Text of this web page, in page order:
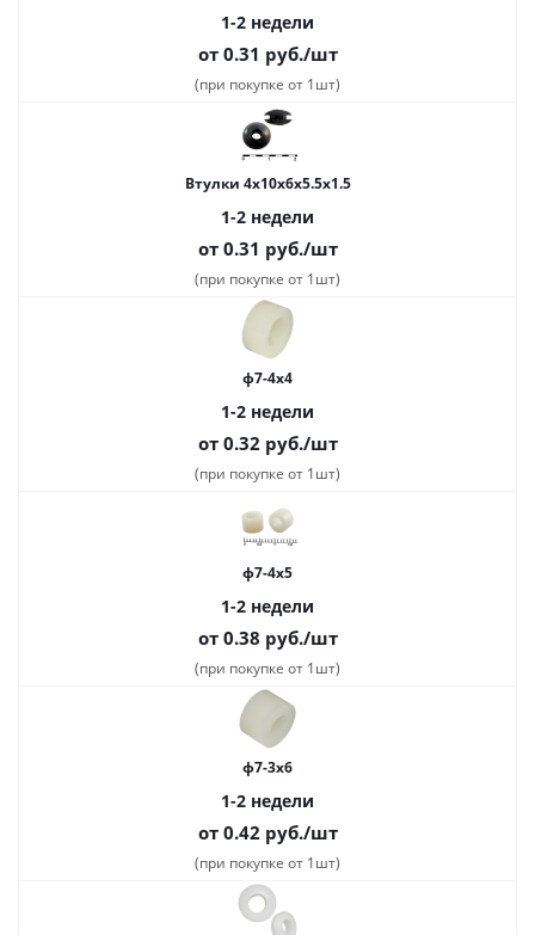
1-2 недели
от 0.31 руб./шт
(при покупке от 1шт)
Втулки 4х10х6х5.5х1.5
1-2 недели
от 0.31 руб./шт
(при покупке от 1шт)
ф7-4x4
1-2 недели
от 0.32 руб./шт
(при покупке от 1шт)
ф7-4x5
1-2 недели
от 0.38 руб./шт
(при покупке от 1шт)
ф7-3x6
1-2 недели
от 0.42 руб./шт
(при покупке от 1шт)